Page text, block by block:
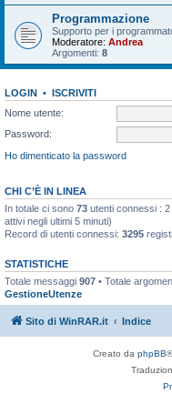
Programmazione
Supporto per i
Moderatore: Andrea
Argomenti: 8
LOGIN • ISCRIVITI
Nome utente:
Password:
Ho dimenticato la password
CHI C’È IN LINEA
In totale ci sono 73 utenti connessi :
attivi negli ultimi 5 minuti)
Record di utenti connessi: 3295
STATISTICHE
Totale messaggi 907 • Totale
GestioneUtenze
Sito di WinRAR.it Indice
Creato da phpBB